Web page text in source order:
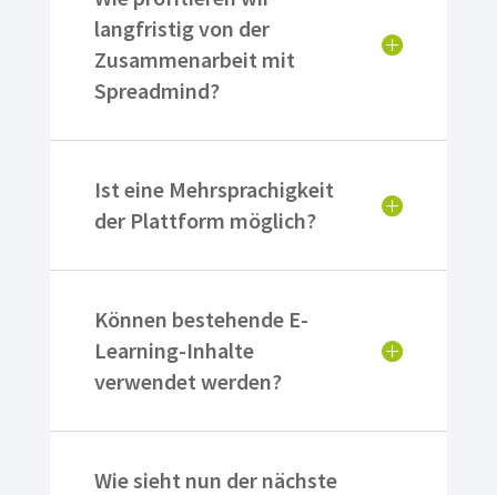
langfristig von der
Zusammenarbeit mit
Spreadmind?
Ist eine Mehrsprachigkeit
der Plattform möglich?
Können bestehende E-
Learning-Inhalte
verwendet werden?
Wie sieht nun der nächste